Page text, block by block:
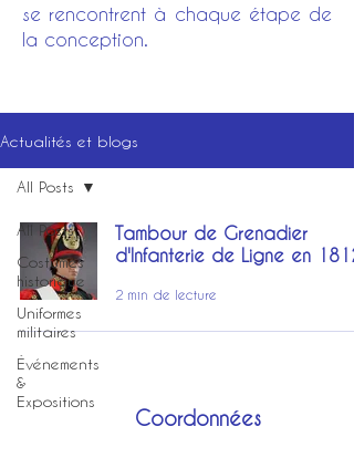
se rencontrent à chaque étape de
la conception.
Actualités et blogs
All Posts
Costumes
historique
Uniformes
militaires
Événements
&
Expositions
All Posts
Tambour de Grenadier
d'Infanterie de Ligne en 1812
2 min de lecture
Coordonnées